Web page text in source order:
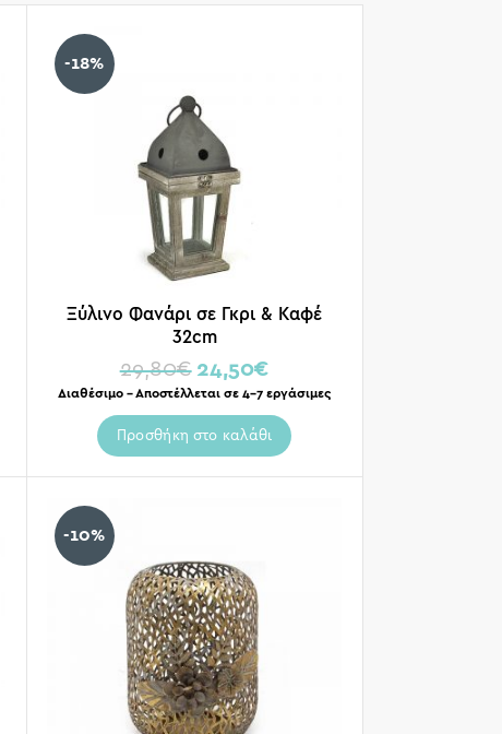
-18%
Ξύλινο Φανάρι σε Γκρι & Καφέ
32cm
29,80€ 24,50€
Διαθέσιμο – Αποστέλλεται σε 4-7 εργάσιμες
Προσθήκη στο καλάθι
-10%